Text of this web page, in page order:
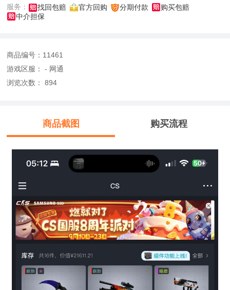
服务： 找回包赔 官方回购 分期付款
购买包赔
中介担保
商品编号：11461
游戏区服： - 网通
浏览次数：894
商品截图 购买流程